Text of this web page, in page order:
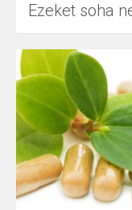
Ezeket soha